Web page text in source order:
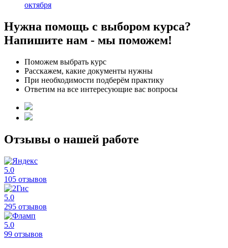
октября
Нужна помощь с выбором курса?
Напишите нам - мы поможем!
Поможем выбрать курс
Расскажем, какие документы нужны
При необходимости подберём практику
Ответим на все интересующие вас вопросы
Отзывы о нашей работе
5.0
105 отзывов
5.0
295 отзывов
5.0
99 отзывов